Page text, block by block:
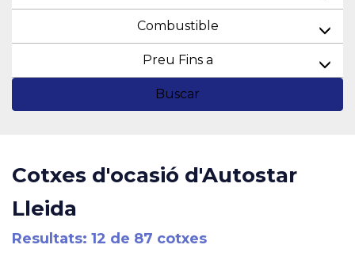
Combustible
Preu Fins a
Buscar
Cotxes d'ocasió d'Autostar
Lleida
Resultats: 12 de 87 cotxes